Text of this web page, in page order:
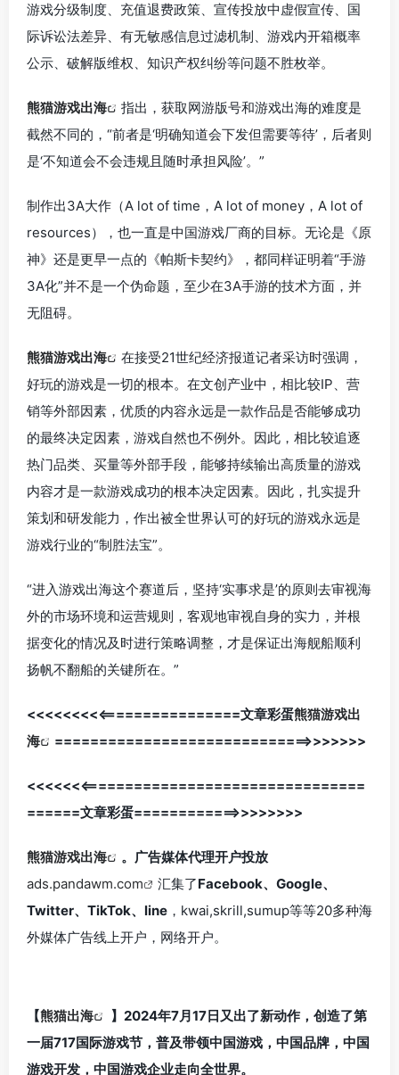
游戏分级制度、充值退费政策、宣传投放中虚假宣传、国
际诉讼法差异、有无敏感信息过滤机制、游戏内开箱概率
公示、破解版维权、知识产权纠纷等问题不胜枚举。
熊猫游戏出海
指出，获取网游版号和游戏出海的难度是
截然不同的，“前者是‘明确知道会下发但需要等待’，后者则
是‘不知道会不会违规且随时承担风险’。”
制作出3A大作（A lot of time，A lot of money，A lot of
resources），也一直是中国游戏厂商的目标。无论是《原
神》还是更早一点的《帕斯卡契约》，都同样证明着“手游
3A化”并不是一个伪命题，至少在3A手游的技术方面，并
无阻碍。
熊猫游戏出海
在接受21世纪经济报道记者采访时强调，
好玩的游戏是一切的根本。在文创产业中，相比较IP、营
销等外部因素，优质的内容永远是一款作品是否能够成功
的最终决定因素，游戏自然也不例外。因此，相比较追逐
热门品类、买量等外部手段，能够持续输出高质量的游戏
内容才是一款游戏成功的根本决定因素。因此，扎实提升
策划和研发能力，作出被全世界认可的好玩的游戏永远是
游戏行业的“制胜法宝”。
“进入游戏出海这个赛道后，坚持‘实事求是’的原则去审视海
外的市场环境和运营规则，客观地审视自身的实力，并根
据变化的情况及时进行策略调整，才是保证出海舰船顺利
扬帆不翻船的关键所在。”
<<<<<<<<<================文章彩蛋熊猫游戏出
海
=============================>>>>>>>
<<<<<<<================================
======文章彩蛋============>>>>>>>>
熊猫游戏出海
。广告媒体代理开户投放
ads.pandawm.com
汇集了Facebook、Google、
Twitter、TikTok、line ，kwai,skrill,sumup等等20多种海
外媒体广告线上开户，网络开户。
【熊猫出海
】2024年7月17日又出了新动作，创造了第
一届717国际游戏节，普及带领中国游戏，中国品牌，中国
游戏开发，中国游戏企业走向全世界。